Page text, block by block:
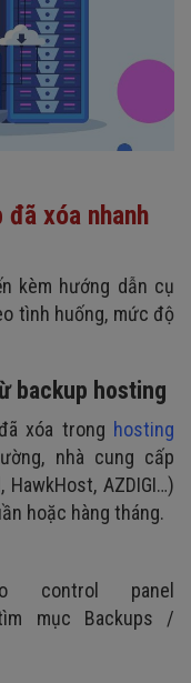
xóa nhanh
kèm hướng dẫn cụ
tình huống, mức độ
backup hosting
xóa trong hosting
nhà cung cấp
AZDIGI…)
hoặc hàng tháng.
panel
tìm mục Backups /